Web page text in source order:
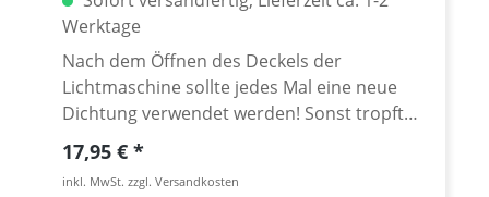
Werktage
Nach dem Öffnen des Deckels der
Lichtmaschine sollte jedes Mal eine neue
Dichtung verwendet werden! Sonst tropft
es... Dichtet das Kurbelgehäuse zum Motor
Seitendeckel ab. Erstausrüster Qualität!
Wasserstrahl-geschnittene Dichtung. OEM
Regulärer Preis:
17,95 €
inkl. MwSt. zzgl. Versandkosten